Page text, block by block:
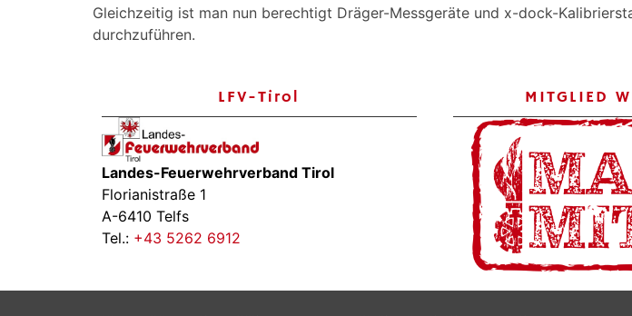
Gleichzeitig ist man nun berechtigt Dräger-Messgeräte und x-dock-
durchzuführen.
LFV-Tirol
Landes-Feuerwehrverband Tirol
Florianistraße 1
A-6410 Telfs
Tel.: +43 5262 6912
MITGLIED